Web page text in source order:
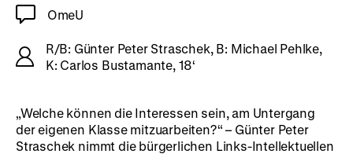
OmeU
R/B: Günter Peter Straschek, B: Michael Pehlke,
K: Carlos Bustamante, 18‘
„Welche können die Interessen sein, am Untergang
der eigenen Klasse mitzuarbeiten?“ – Günter Peter
Straschek nimmt die bürgerlichen Links-Intellektuellen